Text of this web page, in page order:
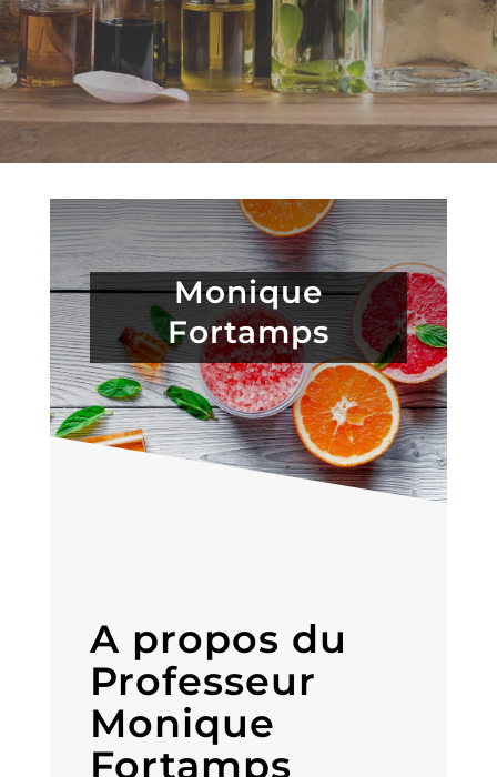
Accueil
Formation
naturopathe
Plaquette
d’informations
Dossier
d’inscription
Consultation
naturopathes
certifiés
Monique
Fortamps
A propos du
Professeur
Monique
Fortamps